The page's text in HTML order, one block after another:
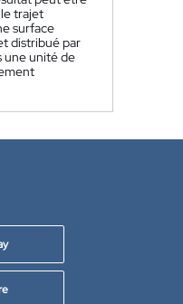
trajet
surface
distribué par
une unité de